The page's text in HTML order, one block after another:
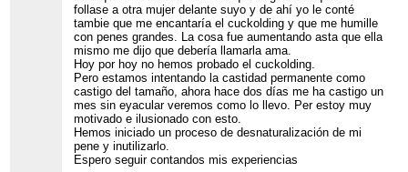
follase a otra mujer delante suyo y de ahí yo le conté
tambie que me encantaría el cuckolding y que me humille
con penes grandes. La cosa fue aumentando asta que ella
mismo me dijo que debería llamarla ama.
Hoy por hoy no hemos probado el cuckolding.
Pero estamos intentando la castidad permanente como
castigo del tamaño, ahora hace dos días me ha castigo un
mes sin eyacular veremos como lo llevo. Per estoy muy
motivado e ilusionado con esto.
Hemos iniciado un proceso de desnaturalización de mi
pene y inutilizarlo.
Espero seguir contandos mis experiencias